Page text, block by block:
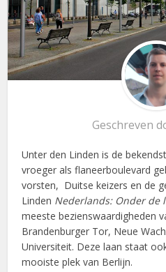
Geschreven
Unter den Linden is de
vroeger als flaneerboulevard
vorsten, Duitse keizers en de
Linden Nederlands: Onder de
meeste bezienswaardigheden
Brandenburger Tor, Neue
Universiteit. Deze laan staat
mooiste plek van Berlijn.